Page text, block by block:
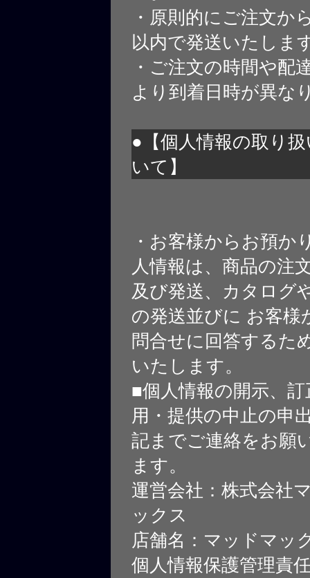
・原則的にご注文か
以内で発送いたしま
・ご注文の時間や配
より到着日時が異な
●【個人情報の取り
いて】
・お客様からお預か
人情報は、商品の注
及び発送、カタログ
の発送並びに お客様
問合せに回答するた
いたします。
■個人情報の開示、
用・提供の中止の申
記までご連絡をお願
ます。
運営会社：株式会社
ックス
店舗名：マッドマッ
個人情報保護管理責